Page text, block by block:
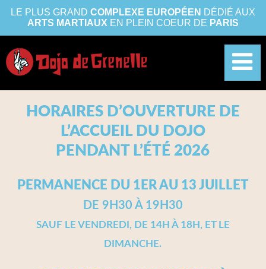
LE PLUS GRAND COMPLEXE EUROPÉEN DÉDIÉ AUX
ARTS MARTIAUX EN PLEIN COEUR DE PARIS
HORAIRES D’OUVERTURE DE
L’ACCUEIL DU DOJO
PENDANT L’ÉTÉ 2026
PERMANENCE DU 1ER AU 13 JUILLET
DE 9H30 À 19H30
SAUF LE VENDREDI, DE 14H À 18H, ET LE
DIMANCHE.